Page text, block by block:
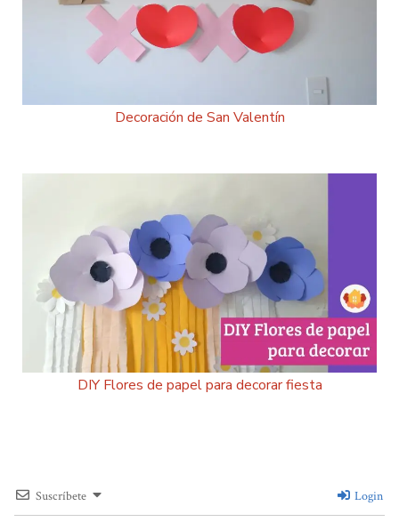
Decoración de San Valentín
DIY Flores de papel para decorar fiesta
Suscríbete Login